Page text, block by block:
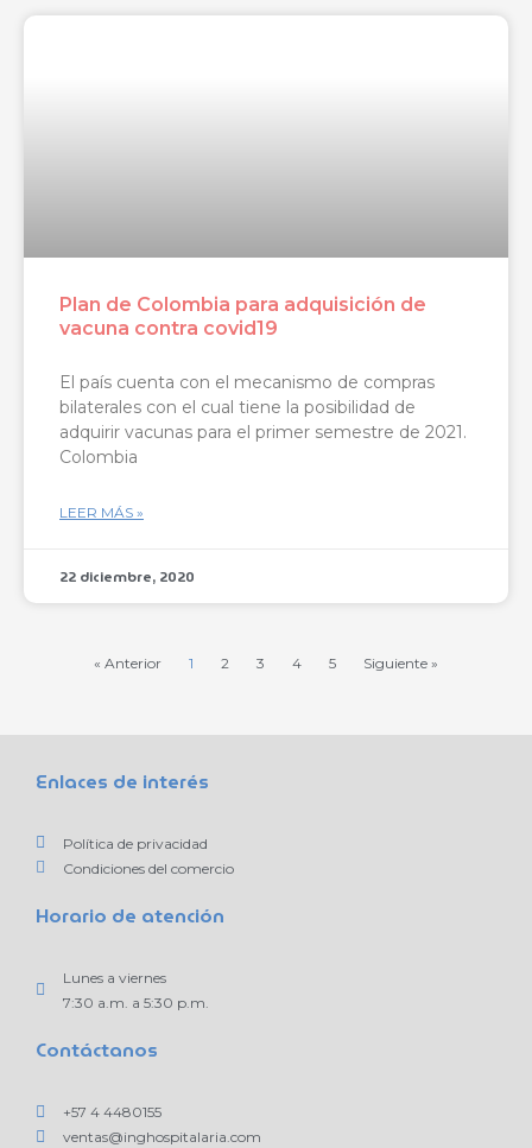
Plan de Colombia para adquisición de
vacuna contra covid19
El país cuenta con el mecanismo de compras
bilaterales con el cual tiene la posibilidad de
adquirir vacunas para el primer semestre de 2021.
Colombia
LEER MÁS »
22 diciembre, 2020
« Anterior 1 2 3 4 5 Siguiente »
Enlaces de interés
Política de privacidad
Condiciones del comercio
Horario de atención
Lunes a viernes
7:30 a.m. a 5:30 p.m.
Contáctanos
+57 4 4480155
ventas@inghospitalaria.com